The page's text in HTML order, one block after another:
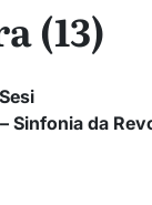
(13)
Sinfonia da